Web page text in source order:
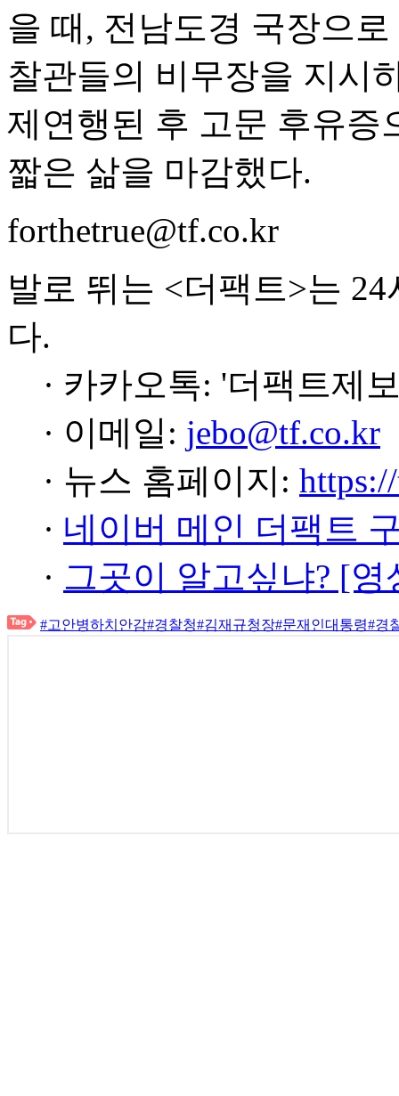
을 때, 전남도경 국장으
찰관들의 비무장을 지시
제연행된 후 고문 후유증
짧은 삶을 마감했다.
forthetrue@tf.co.kr
발로 뛰는 <더팩트>는
다.
· 카카오톡: '더팩트제
· 이메일: jebo@tf.co.kr
· 뉴스 홈페이지:
· 네이버 메인 더팩트
· 그곳이 알고싶냐? [
#고안병하치안감#경찰청#김재규청장#문재인대통령#경